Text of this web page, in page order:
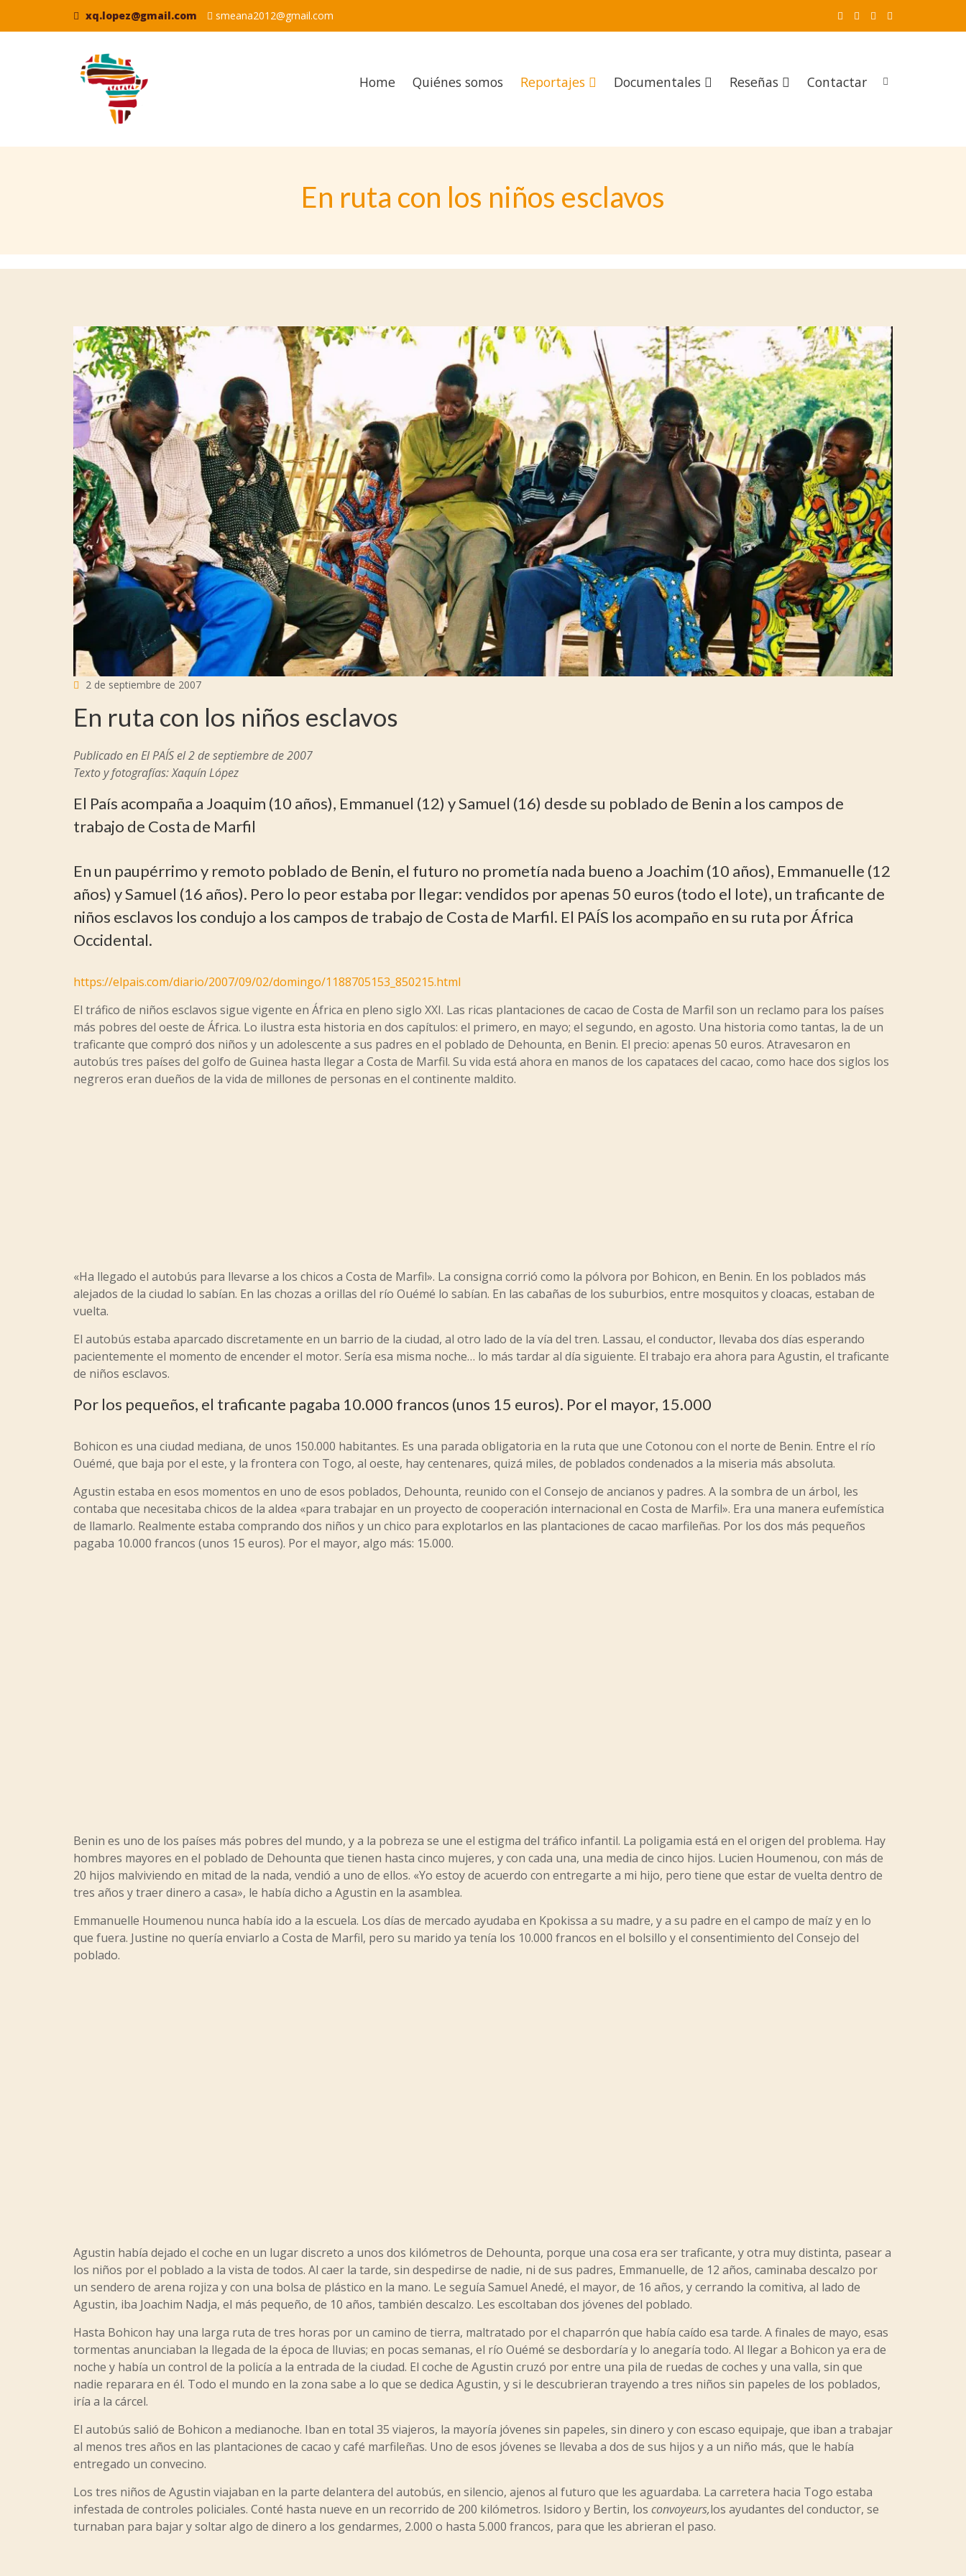
xq.lopez@gmail.com smeana2012@gmail.com
Home Quiénes somos Reportajes Documentales Reseñas Contactar
En ruta con los niños esclavos
2 de septiembre de 2007
En ruta con los niños esclavos
Publicado en El PAÍS el 2 de septiembre de 2007
Texto y fotografías: Xaquín López
El País acompaña a Joaquim (10 años), Emmanuel (12) y Samuel (16) desde su poblado de Benin a los campos de
trabajo de Costa de Marfil
En un paupérrimo y remoto poblado de Benin, el futuro no prometía nada bueno a Joachim (10 años), Emmanuelle (12
años) y Samuel (16 años). Pero lo peor estaba por llegar: vendidos por apenas 50 euros (todo el lote), un traficante de
niños esclavos los condujo a los campos de trabajo de Costa de Marfil. El PAÍS los acompaño en su ruta por África
Occidental.
https://elpais.com/diario/2007/09/02/domingo/1188705153_850215.html
El tráfico de niños esclavos sigue vigente en África en pleno siglo XXI. Las ricas plantaciones de cacao de Costa de Marfil son un reclamo para los países
más pobres del oeste de África. Lo ilustra esta historia en dos capítulos: el primero, en mayo; el segundo, en agosto. Una historia como tantas, la de un
traficante que compró dos niños y un adolescente a sus padres en el poblado de Dehounta, en Benin. El precio: apenas 50 euros. Atravesaron en
autobús tres países del golfo de Guinea hasta llegar a Costa de Marfil. Su vida está ahora en manos de los capataces del cacao, como hace dos siglos los
negreros eran dueños de la vida de millones de personas en el continente maldito.
«Ha llegado el autobús para llevarse a los chicos a Costa de Marfil». La consigna corrió como la pólvora por Bohicon, en Benin. En los poblados más
alejados de la ciudad lo sabían. En las chozas a orillas del río Ouémé lo sabían. En las cabañas de los suburbios, entre mosquitos y cloacas, estaban de
vuelta.
El autobús estaba aparcado discretamente en un barrio de la ciudad, al otro lado de la vía del tren. Lassau, el conductor, llevaba dos días esperando
pacientemente el momento de encender el motor. Sería esa misma noche… lo más tardar al día siguiente. El trabajo era ahora para Agustin, el traficante
de niños esclavos.
Por los pequeños, el traficante pagaba 10.000 francos (unos 15 euros). Por el mayor, 15.000
Bohicon es una ciudad mediana, de unos 150.000 habitantes. Es una parada obligatoria en la ruta que une Cotonou con el norte de Benin. Entre el río
Ouémé, que baja por el este, y la frontera con Togo, al oeste, hay centenares, quizá miles, de poblados condenados a la miseria más absoluta.
Agustin estaba en esos momentos en uno de esos poblados, Dehounta, reunido con el Consejo de ancianos y padres. A la sombra de un árbol, les
contaba que necesitaba chicos de la aldea «para trabajar en un proyecto de cooperación internacional en Costa de Marfil». Era una manera eufemística
de llamarlo. Realmente estaba comprando dos niños y un chico para explotarlos en las plantaciones de cacao marfileñas. Por los dos más pequeños
pagaba 10.000 francos (unos 15 euros). Por el mayor, algo más: 15.000.
Benin es uno de los países más pobres del mundo, y a la pobreza se une el estigma del tráfico infantil. La poligamia está en el origen del problema. Hay
hombres mayores en el poblado de Dehounta que tienen hasta cinco mujeres, y con cada una, una media de cinco hijos. Lucien Houmenou, con más de
20 hijos malviviendo en mitad de la nada, vendió a uno de ellos. «Yo estoy de acuerdo con entregarte a mi hijo, pero tiene que estar de vuelta dentro de
tres años y traer dinero a casa», le había dicho a Agustin en la asamblea.
Emmanuelle Houmenou nunca había ido a la escuela. Los días de mercado ayudaba en Kpokissa a su madre, y a su padre en el campo de maíz y en lo
que fuera. Justine no quería enviarlo a Costa de Marfil, pero su marido ya tenía los 10.000 francos en el bolsillo y el consentimiento del Consejo del
poblado.
Agustin había dejado el coche en un lugar discreto a unos dos kilómetros de Dehounta, porque una cosa era ser traficante, y otra muy distinta, pasear a
los niños por el poblado a la vista de todos. Al caer la tarde, sin despedirse de nadie, ni de sus padres, Emmanuelle, de 12 años, caminaba descalzo por
un sendero de arena rojiza y con una bolsa de plástico en la mano. Le seguía Samuel Anedé, el mayor, de 16 años, y cerrando la comitiva, al lado de
Agustin, iba Joachim Nadja, el más pequeño, de 10 años, también descalzo. Les escoltaban dos jóvenes del poblado.
Hasta Bohicon hay una larga ruta de tres horas por un camino de tierra, maltratado por el chaparrón que había caído esa tarde. A finales de mayo, esas
tormentas anunciaban la llegada de la época de lluvias; en pocas semanas, el río Ouémé se desbordaría y lo anegaría todo. Al llegar a Bohicon ya era de
noche y había un control de la policía a la entrada de la ciudad. El coche de Agustin cruzó por entre una pila de ruedas de coches y una valla, sin que
nadie reparara en él. Todo el mundo en la zona sabe a lo que se dedica Agustin, y si le descubrieran trayendo a tres niños sin papeles de los poblados,
iría a la cárcel.
El autobús salió de Bohicon a medianoche. Iban en total 35 viajeros, la mayoría jóvenes sin papeles, sin dinero y con escaso equipaje, que iban a trabajar
al menos tres años en las plantaciones de cacao y café marfileñas. Uno de esos jóvenes se llevaba a dos de sus hijos y a un niño más, que le había
entregado un convecino.
Los tres niños de Agustin viajaban en la parte delantera del autobús, en silencio, ajenos al futuro que les aguardaba. La carretera hacia Togo estaba
infestada de controles policiales. Conté hasta nueve en un recorrido de 200 kilómetros. Isidoro y Bertin, los convoyeurs,los ayudantes del conductor, se
turnaban para bajar y soltar algo de dinero a los gendarmes, 2.000 o hasta 5.000 francos, para que les abrieran el paso.